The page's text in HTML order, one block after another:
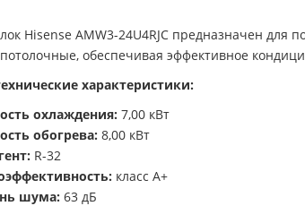
Hisense AMW3-24U4RJC предназначен для
обеспечивая эффективное
характеристики:
охлаждения: 7,00 кВт
обогрева: 8,00 кВт
R-32
класс A+
шума: 63 дБ